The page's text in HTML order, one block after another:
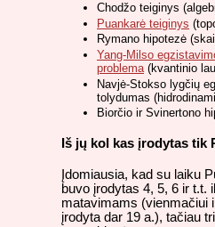
Chodžo teiginys
Puankarė teiginys
Rymano hipotezė
Yang-Milso
problema(kvantinio
Navjė-Stokso lygčių
tolydumas
Biorčio ir Svinertono
Iš jų kol kas įrodytas tik
Įdomiausia, kad su laiku
buvo įrodytas 4, 5, 6 ir t.t.
matavimams (vienmačiui
įrodyta dar 19 a.), tačiau